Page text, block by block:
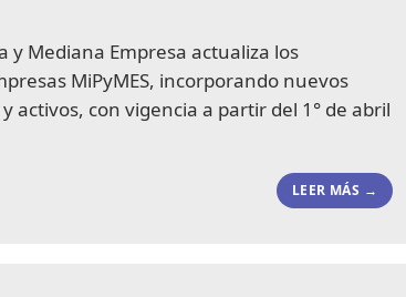
y Mediana Empresa actualiza los
MiPyMES, incorporando nuevos
activos, con vigencia a partir del 1° de abril
LEER MÁS →